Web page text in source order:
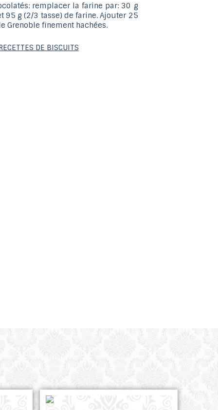
remplacer la farine par: 30 g
95 g (2/3 tasse) de farine. Ajouter 25
Grenoble finement hachées.
DE BISCUITS